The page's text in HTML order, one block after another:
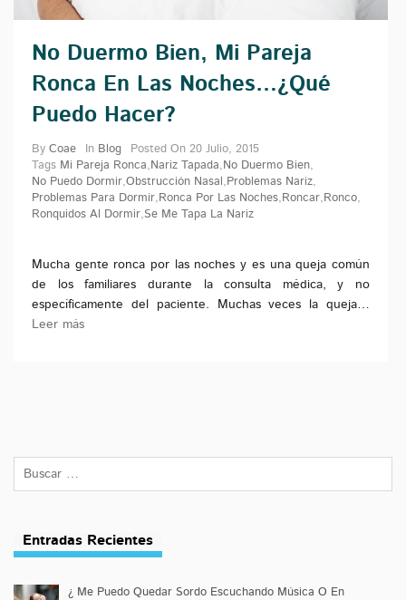
No Duermo Bien, Mi Pareja
Ronca En Las Noches…¿Qué
Puedo Hacer?
By Coae In Blog Posted On 20 Julio, 2015
Tags Mi Pareja Ronca, Nariz Tapada, No Duermo Bien,
No Puedo Dormir,Obstrucción Nasal , Problemas Nariz,
Problemas Para Dormir, Ronca Por Las Noches, Roncar, Ronco,
Ronquidos Al Dormir,Se Me Tapa La Nariz
Mucha gente ronca por las noches y es una queja común
de los familiares durante la consulta médica, y no
específicamente del paciente. Muchas veces la queja…
Leer más
Entradas Recientes
¿ Me Puedo Quedar Sordo Escuchando Música O En